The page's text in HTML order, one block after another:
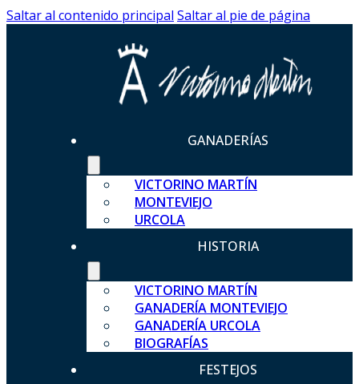
Saltar al contenido principal Saltar al pie de página
GANADERÍAS
VICTORINO MARTÍN
MONTEVIEJO
URCOLA
HISTORIA
VICTORINO MARTÍN
GANADERÍA MONTEVIEJO
GANADERÍA URCOLA
BIOGRAFÍAS
FESTEJOS